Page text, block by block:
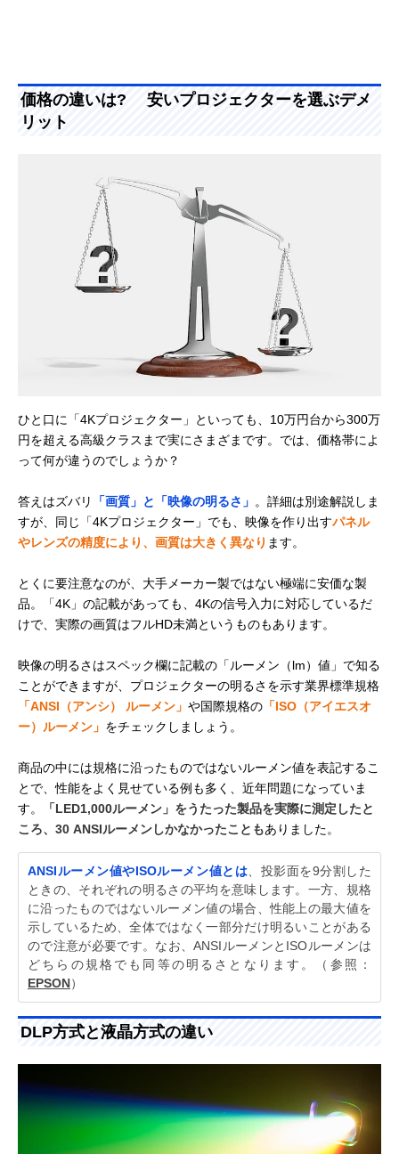
価格の違いは? 安いプロジェクターを選ぶデメ
リット
ひと口に「4Kプロジェクター」といっても、10万円台から300万
円を超える高級クラスまで実にさまざまです。では、価格帯によ
って何が違うのでしょうか？
答えはズバリ 「画質」と「映像の明るさ」 。詳細は別途解説しま
すが、同じ「4Kプロジェクター」でも、映像を作り出すパネル
やレンズの精度により、画質は大きく異なり ます。
とくに要注意なのが、大手メーカー製ではない極端に安価な製
品。「4K」の記載があっても、4Kの信号入力に対応しているだ
けで、実際の画質はフルHD未満というものもあります。
映像の明るさはスペック欄に記載の「ルーメン（lm）値」で知る
ことができますが、プロジェクターの明るさを示す業界標準規格
「ANSI（アンシ） ルーメン」 や国際規格の 「ISO（アイエスオ
ー）ルーメン」 をチェックしましょう。
商品の中には規格に沿ったものではないルーメン値を表記するこ
とで、性能をよく見せている例も多く、近年問題になっていま
す。
「LED1,000ルーメン」をうたった製品を実際に測定したと
ころ、30 ANSIルーメンしかなかったこともありました。
ANSIルーメン値やISOルーメン値とは 、投影面を9分割した
ときの、それぞれの明るさの平均を意味します。一方、規格
に沿ったものではないルーメン値の場合、性能上の最大値を
示しているため、全体ではなく一部分だけ明るいことがある
ので注意が必要です。なお、ANSIルーメンとISOルーメンは
どちらの規格でも同等の明るさとなります。（参照：
EPSON）
DLP方式と液晶方式の違い